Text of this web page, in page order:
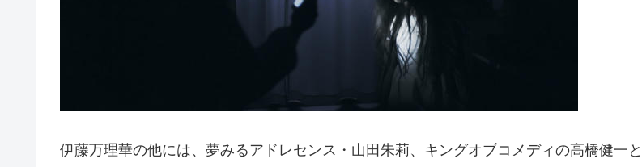
伊藤万理華の他には、夢みるアドレセンス・山田朱莉、キングオブコメディの高橋健一